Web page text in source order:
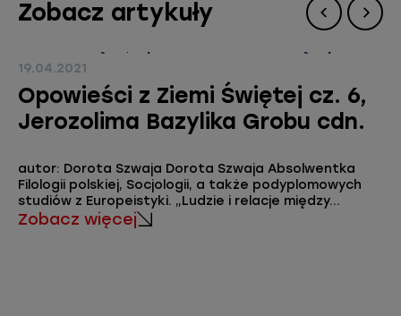
Zobacz artykuły
Poprzedni
slide
slide
19.04.2021
Opowieści z Ziemi Świętej cz. 6,
Jerozolima Bazylika Grobu cdn.
autor: Dorota Szwaja Dorota Szwaja Absolwentka
Filologii polskiej, Socjologii, a także podyplomowych
studiów z Europeistyki. „Ludzie i relacje między…
Zobacz więcej